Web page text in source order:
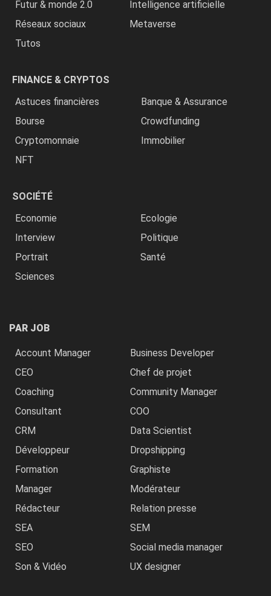
Futur & monde 2.0
Intelligence artificielle
Réseaux sociaux
Metaverse
Tutos
FINANCE & CRYPTOS
Astuces financières
Banque & Assurance
Bourse
Crowdfunding
Cryptomonnaie
Immobilier
NFT
SOCIÉTÉ
Economie
Ecologie
Interview
Politique
Portrait
Santé
Sciences
PAR JOB
Account Manager
Business Developer
CEO
Chef de projet
Coaching
Community Manager
Consultant
COO
CRM
Data Scientist
Développeur
Dropshipping
Formation
Graphiste
Manager
Modérateur
Rédacteur
Relation presse
SEA
SEM
SEO
Social media manager
Son & Vidéo
UX designer